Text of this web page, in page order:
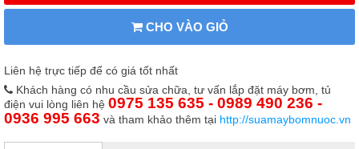
CHO VÀO GIỎ
Liên hệ trực tiếp để có giá tốt nhất
Khách hàng có nhu cầu sửa chữa, tư vấn lắp đặt máy bơm, tủ
điện vui lòng liên hệ 0975 135 635 - 0989 490 236 -
0936 995 663 và tham khảo thêm tại http://suamaybomnuoc.vn